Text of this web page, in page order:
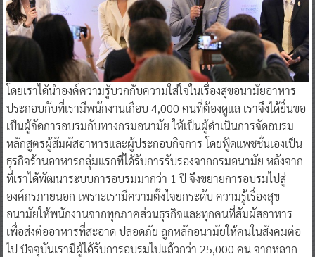
โดยเราได้นำองค์ความรู้บวกกับความใส่ใจในเรื่องสุขอนามัยอาหาร
ประกอบกับที่เรามีพนักงานเกือบ 4,000 คนที่ต้องดูแล เราจึงได้ยื่นขอ
เป็นผู้จัดการอบรมกับทางกรมอนามัย ให้เป็นผู้ดำเนินการจัดอบรม
หลักสูตรผู้สัมผัสอาหารและผู้ประกอบกิจการ โดยฟู้ดแพชชั่นเองเป็น
ธุรกิจร้านอาหารกลุ่มแรกที่ได้รับการรับรองจากกรมอนามัย หลังจาก
ที่เราได้พัฒนาระบบการอบรมมากว่า 1 ปี จึงขยายการอบรมไปสู่
องค์กรภายนอก เพราะเรามีความตั้งใจยกระดับ ความรู้เรื่องสุข
อนามัยให้พนักงานจากทุกภาคส่วนธุรกิจและทุกคนที่สัมผัสอาหาร
เพื่อส่งต่ออาหารที่สะอาด ปลอดภัย ถูกหลักอนามัยให้คนในสังคมต่อ
ไป ปัจจุบันเรามีผู้ได้รับการอบรมไปแล้วกว่า 25,000 คน จากหลาก